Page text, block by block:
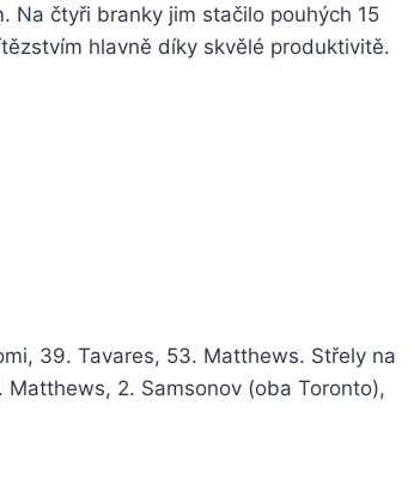
Na čtyři branky jim stačilo pouhých 15
hlavně díky skvělé produktivitě.
39. Tavares, 53. Matthews. Střely na
Matthews, 2. Samsonov (oba Toronto),